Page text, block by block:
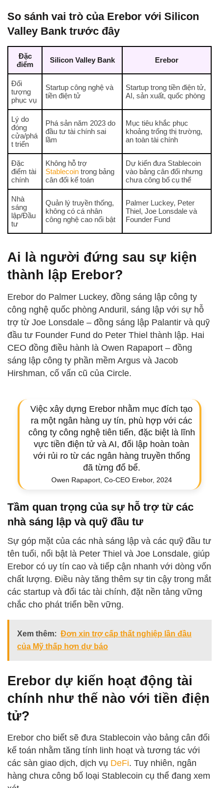
So sánh vai trò của Erebor với Silicon
Valley Bank trước đây
Đặc
điểm
Silicon Valley Bank Erebor
Đối
tượng
phục vụ
Startup công nghệ và
tiền điện tử
Startup trong tiền điện tử,
AI, sản xuất, quốc phòng
Lý do
đóng
cửa/phá
t triển
Phá sản năm 2023 do
đầu tư tài chính sai
lầm
Mục tiêu khắc phục
khoảng trống thị trường,
an toàn tài chính
Đặc
điểm tài
chính
Không hỗ trợ
Stablecoin trong bảng
cân đối kế toán
Dự kiến đưa Stablecoin
vào bảng cân đối nhưng
chưa công bố cụ thể
Nhà
sáng
lập/Đầu
tư
Quản lý truyền thống,
không có cá nhân
công nghệ cao nổi bật
Palmer Luckey, Peter
Thiel, Joe Lonsdale và
Founder Fund
Ai là người đứng sau sự kiện
thành lập Erebor?
Erebor do Palmer Luckey, đồng sáng lập công ty
công nghệ quốc phòng Anduril, sáng lập với sự hỗ
trợ từ Joe Lonsdale – đồng sáng lập Palantir và quỹ
đầu tư Founder Fund do Peter Thiel thành lập. Hai
CEO đồng điều hành là Owen Rapaport – đồng
sáng lập công ty phần mềm Argus và Jacob
Hirshman, cố vấn cũ của Circle.
Việc xây dựng Erebor nhằm mục đích tạo
ra một ngân hàng uy tín, phù hợp với các
công ty công nghệ tiên tiến, đặc biệt là lĩnh
vực tiền điện tử và AI, đối lập hoàn toàn
với rủi ro từ các ngân hàng truyền thống
đã từng đổ bể.
Owen Rapaport, Co-CEO Erebor, 2024
Tầm quan trọng của sự hỗ trợ từ các
nhà sáng lập và quỹ đầu tư
Sự góp mặt của các nhà sáng lập và các quỹ đầu tư
tên tuổi, nổi bật là Peter Thiel và Joe Lonsdale, giúp
Erebor có uy tín cao và tiếp cận nhanh với dòng vốn
chất lượng. Điều này tăng thêm sự tin cậy trong mắt
các startup và đối tác tài chính, đặt nền tảng vững
chắc cho phát triển bền vững.
Xem thêm: Đơn xin trợ cấp thất nghiệp lần đầu
của Mỹ thấp hơn dự báo
Erebor dự kiến hoạt động tài
chính như thế nào với tiền điện
tử?
Erebor cho biết sẽ đưa Stablecoin vào bảng cân đối
kế toán nhằm tăng tính linh hoạt và tương tác với
các sàn giao dịch, dịch vụ DeFi. Tuy nhiên, ngân
hàng chưa công bố loại Stablecoin cụ thể đang xem